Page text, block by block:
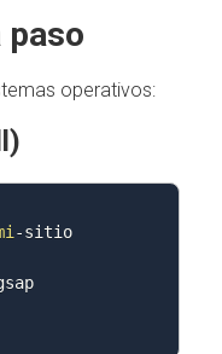
paso
operativos:
-sitio